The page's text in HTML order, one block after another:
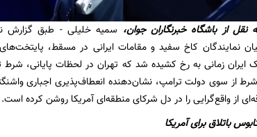
نقل ازباشگاه خبرنگاران جوان،
کاخ سفید و مقامات ایرانی در مسقط، پایتخت‌های
ایران زمانی به رخ کشیده شد که تهران در لحظات پایانی،
از سوی دولت ترامپ، نشان‌دهنده انعطاف‌پذیری اجباری
از واقع‌گرایی را در دل شرکای منطقه‌ای آمریکا روشن کرده است.
باتلاق برای آمریکا